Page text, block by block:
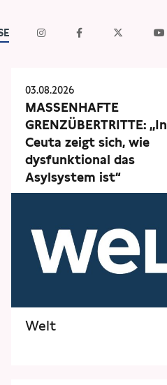
03.08.2026
MASSENHAFTE
GRENZÜBERTRITTE: „In
Ceuta zeigt sich, wie
dysfunktional das
Asylsystem ist“
Welt